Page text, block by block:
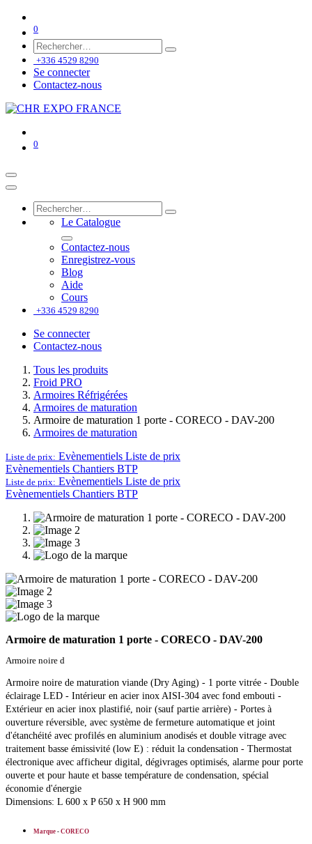
0
+336 4529 8290
Se connecter
Contactez-nous
0
Le Catalogue
Contactez-nous
Enregistrez-vous
Blog
Aide
Cours
+336 4529 8290
Se connecter
Contactez-nous
Tous les produits
Froid PRO
Armoires Réfrigérées
Armoires de maturation
Armoire de maturation 1 porte - CORECO - DAV-200
Armoires de maturation
Liste de prix: Evènementiels Liste de prix
Evènementiels Chantiers BTP
Liste de prix: Evènementiels Liste de prix
Evènementiels Chantiers BTP
Armoire de maturation 1 porte - CORECO - DAV-200
Armoire noire d
Armoire noire de maturation viande (Dry Aging) - 1 porte vitrée - Double
éclairage LED - Intérieur en acier inox AISI-304 avec fond embouti -
Extérieur en acier inox plastifié, noir (sauf partie arrière) - Portes à
ouverture réversible, avec système de fermeture automatique et joint
d'étanchéité avec profilés en aluminium anodisés et double vitrage avec
traitement basse émissivité (low E) : réduit la condensation - Thermostat
électronique avec afficheur digital, dégivrages optimisés, alarme pour porte
ouverte et pour haute et basse température de condensation, spécial
économie d'énergie
Dimensions: L 600 x P 650 x H 900 mm
Marque - CORECO